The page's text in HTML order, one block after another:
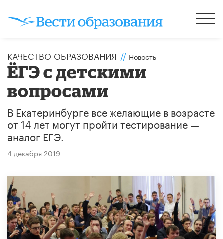
КАЧЕСТВО ОБРАЗОВАНИЯ // Новость
ЁГЭ с детскими
вопросами
В Екатеринбурге все желающие в возрасте
от 14 лет могут пройти тестирование —
аналог ЕГЭ.
4 декабря 2019